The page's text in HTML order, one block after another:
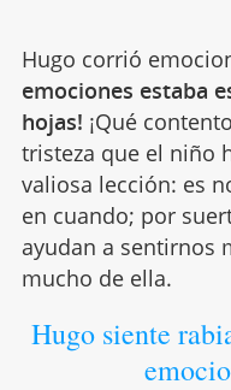
Hugo corrió
emociones estaba
hojas! ¡Qué
tristeza que el niño
valiosa lección: es
en cuando; por
ayudan a sentirnos
mucho de ella.
Hugo siente